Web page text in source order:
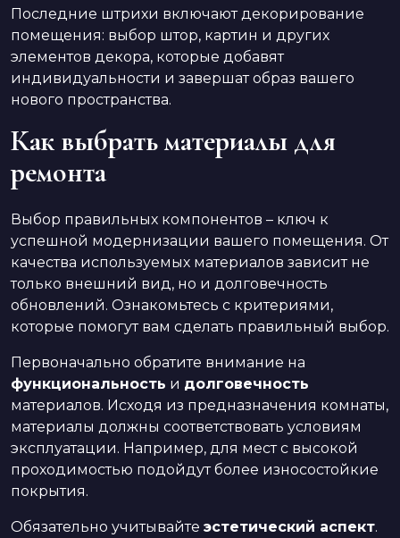
Последние штрихи включают декорирование
помещения: выбор штор, картин и других
элементов декора, которые добавят
индивидуальности и завершат образ вашего
нового пространства.
Как выбрать материалы для
ремонта
Выбор правильных компонентов – ключ к
успешной модернизации вашего помещения. От
качества используемых материалов зависит не
только внешний вид, но и долговечность
обновлений. Ознакомьтесь с критериями,
которые помогут вам сделать правильный выбор.
Первоначально обратите внимание на
функциональность и долговечность
материалов. Исходя из предназначения комнаты,
материалы должны соответствовать условиям
эксплуатации. Например, для мест с высокой
проходимостью подойдут более износостойкие
покрытия.
Обязательно учитывайте эстетический аспект.